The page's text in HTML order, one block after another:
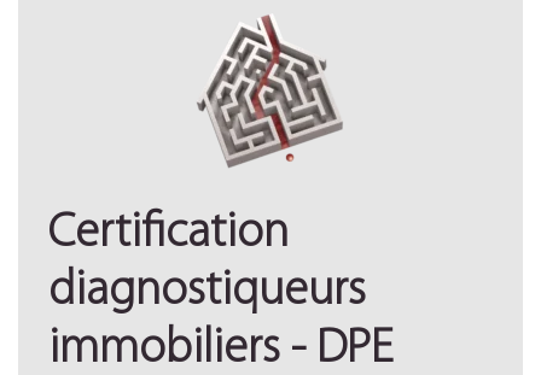
Certification
diagnostiqueurs
immobiliers - DPE